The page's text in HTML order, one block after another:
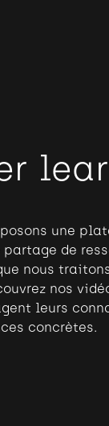
une
partage de
nous
nos
leurs
concrètes.